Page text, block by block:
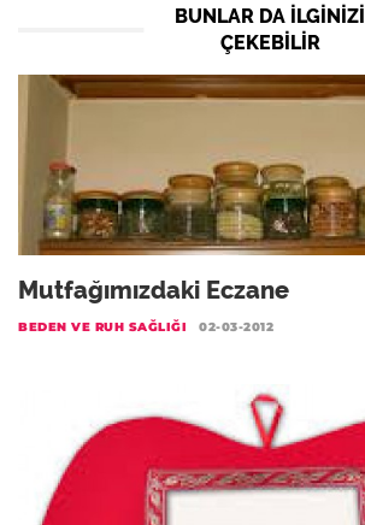
BUNLAR DA ILGINIZI
ÇEKEBILIR
Mutfağımızdaki Eczane
BEDEN VE RUH SAĞLIĞI 02-03-2012